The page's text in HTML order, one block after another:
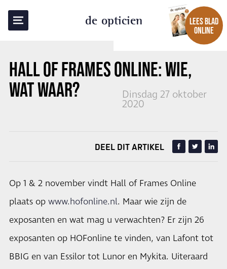
de opticien
LEES BLAD
ONLINE
HALL OF FRAMES ONLINE: WIE,
WAT WAAR?
Dinsdag 27 oktober
2020
TERUG NAAR OVERZICHT
DEEL DIT ARTIKEL
Op 1 & 2 november vindt Hall of Frames Online
plaats op www.hofonline.nl. Maar wie zijn de
exposanten en wat mag u verwachten? Er zijn 26
exposanten op HOFonline te vinden, van Lafont tot
BBIG en van Essilor tot Lunor en Mykita. Uiteraard